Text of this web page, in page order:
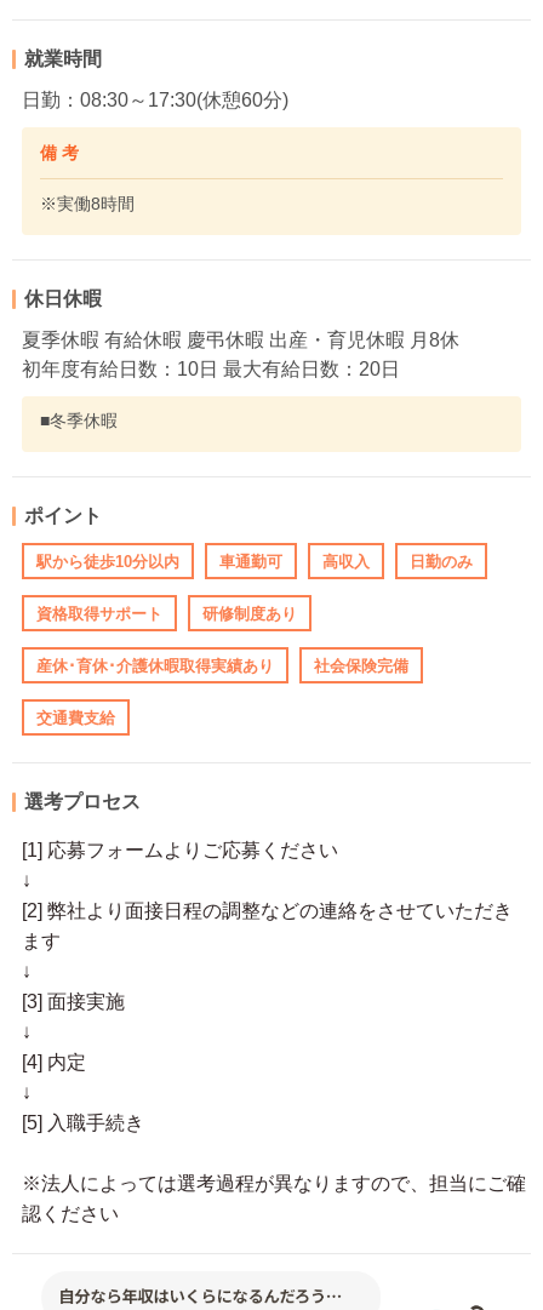
就業時間
日勤：08:30～17:30(休憩60分)
備 考
※実働8時間
休日休暇
夏季休暇 有給休暇 慶弔休暇 出産・育児休暇 月8休
初年度有給日数：10日 最大有給日数：20日
■冬季休暇
ポイント
駅から徒歩10分以内 車通勤可 高収入 日勤のみ
資格取得サポート 研修制度あり
産休･育休･介護休暇取得実績あり 社会保険完備
交通費支給
選考プロセス
[1] 応募フォームよりご応募ください
↓
[2] 弊社より面接日程の調整などの連絡をさせていただき
ます
↓
[3] 面接実施
↓
[4] 内定
↓
[5] 入職手続き
※法人によっては選考過程が異なりますので、担当にご確
認ください